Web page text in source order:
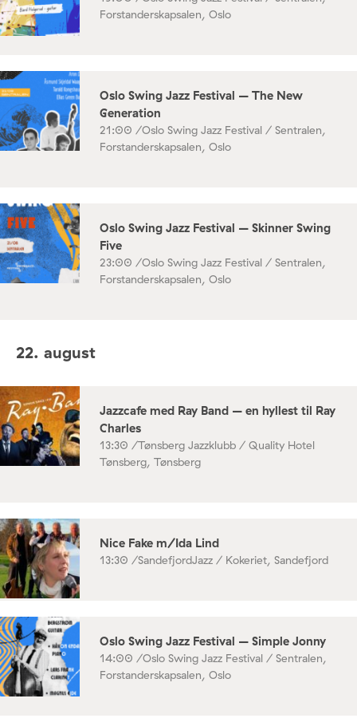
Forstanderskapsalen, Oslo
Oslo Swing Jazz Festival – The New
Generation
21:00 /Oslo Swing Jazz Festival / Sentralen,
Forstanderskapsalen, Oslo
Oslo Swing Jazz Festival – Skinner Swing
Five
23:00 /Oslo Swing Jazz Festival / Sentralen,
Forstanderskapsalen, Oslo
22. august
Jazzcafe med Ray Band – en hyllest til Ray
Charles
13:30 /Tønsberg Jazzklubb / Quality Hotel
Tønsberg, Tønsberg
Nice Fake m/Ida Lind
13:30 /SandefjordJazz / Kokeriet, Sandefjord
Oslo Swing Jazz Festival – Simple Jonny
14:00 /Oslo Swing Jazz Festival / Sentralen,
Forstanderskapsalen, Oslo